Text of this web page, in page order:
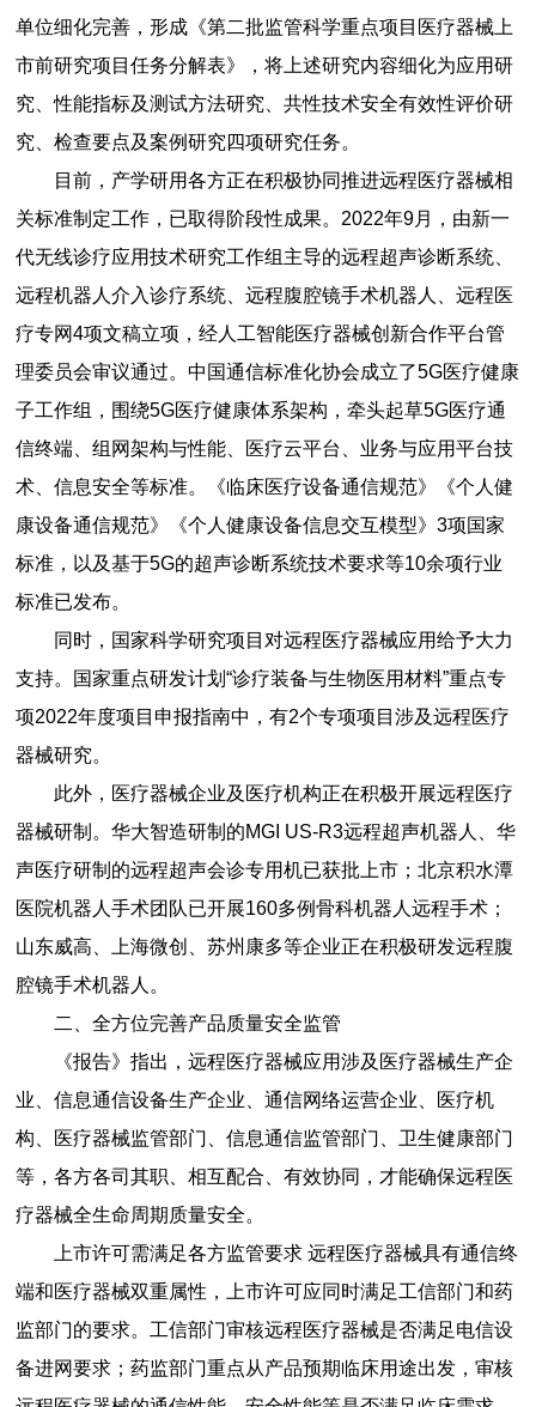
单位细化完善，形成《第二批监管科学重点项目医疗器械上
市前研究项目任务分解表》，将上述研究内容细化为应用研
究、性能指标及测试方法研究、共性技术安全有效性评价研
究、检查要点及案例研究四项研究任务。
目前，产学研用各方正在积极协同推进远程医疗器械相
关标准制定工作，已取得阶段性成果。2022年9月，由新一
代无线诊疗应用技术研究工作组主导的远程超声诊断系统、
远程机器人介入诊疗系统、远程腹腔镜手术机器人、远程医
疗专网4项文稿立项，经人工智能医疗器械创新合作平台管
理委员会审议通过。中国通信标准化协会成立了5G医疗健康
子工作组，围绕5G医疗健康体系架构，牵头起草5G医疗通
信终端、组网架构与性能、医疗云平台、业务与应用平台技
术、信息安全等标准。《临床医疗设备通信规范》《个人健
康设备通信规范》《个人健康设备信息交互模型》3项国家
标准，以及基于5G的超声诊断系统技术要求等10余项行业
标准已发布。
同时，国家科学研究项目对远程医疗器械应用给予大力
支持。国家重点研发计划“诊疗装备与生物医用材料”重点专
项2022年度项目申报指南中，有2个专项项目涉及远程医疗
器械研究。
此外，医疗器械企业及医疗机构正在积极开展远程医疗
器械研制。华大智造研制的MGI US-R3远程超声机器人、华
声医疗研制的远程超声会诊专用机已获批上市；北京积水潭
医院机器人手术团队已开展160多例骨科机器人远程手术；
山东威高、上海微创、苏州康多等企业正在积极研发远程腹
腔镜手术机器人。
二、全方位完善产品质量安全监管
《报告》指出，远程医疗器械应用涉及医疗器械生产企
业、信息通信设备生产企业、通信网络运营企业、医疗机
构、医疗器械监管部门、信息通信监管部门、卫生健康部门
等，各方各司其职、相互配合、有效协同，才能确保远程医
疗器械全生命周期质量安全。
上市许可需满足各方监管要求 远程医疗器械具有通信终
端和医疗器械双重属性，上市许可应同时满足工信部门和药
监部门的要求。工信部门审核远程医疗器械是否满足电信设
备进网要求；药监部门重点从产品预期临床用途出发，审核